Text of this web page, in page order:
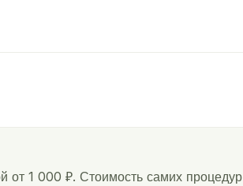
1 000 ₽. Стоимость самих процедур